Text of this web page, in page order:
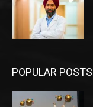
POPULAR POSTS